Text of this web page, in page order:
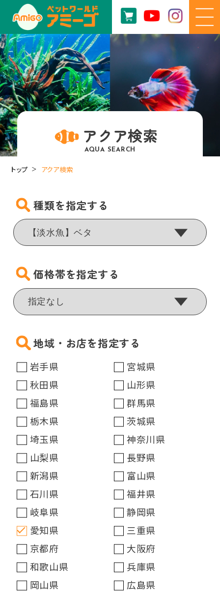
アクア検索
AQUA SEARCH
トップ アクア検索
種類を指定する
価格帯を指定する
地域・お店を指定する
岩手県
宮城県
秋田県
山形県
福島県
群馬県
栃木県
茨城県
埼玉県
神奈川県
山梨県
長野県
新潟県
富山県
石川県
福井県
岐阜県
静岡県
愛知県
三重県
京都府
大阪府
和歌山県
兵庫県
岡山県
広島県